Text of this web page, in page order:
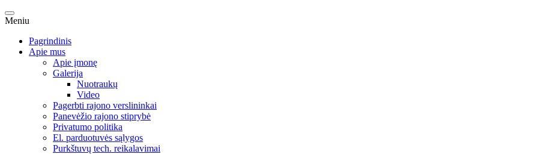
Meniu
Pagrindinis
Apie mus
Apie įmonę
Galerija
Nuotraukų
Video
Pagerbti rajono verslininkai
Panevėžio rajono stiprybė
Privatumo politika
El. parduotuvės sąlygos
Purkštuvų tech. reikalavimai